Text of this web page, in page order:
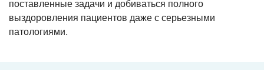
поставленные задачи и добиваться полного
выздоровления пациентов даже с серьезными
патологиями.